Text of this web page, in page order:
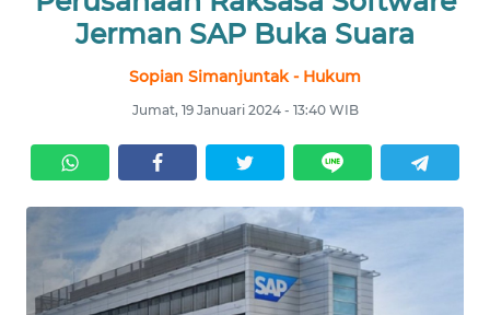
Jerman SAP Buka Suara
Sopian Simanjuntak - Hukum
Jumat, 19 Januari 2024 - 13:40 WIB
DAERAH
KRIMINAL
EKUIN
SAINS-TEKNO